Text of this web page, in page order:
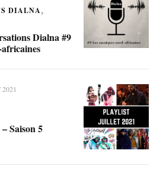
DIALNA
Dialna #9
Saison 5